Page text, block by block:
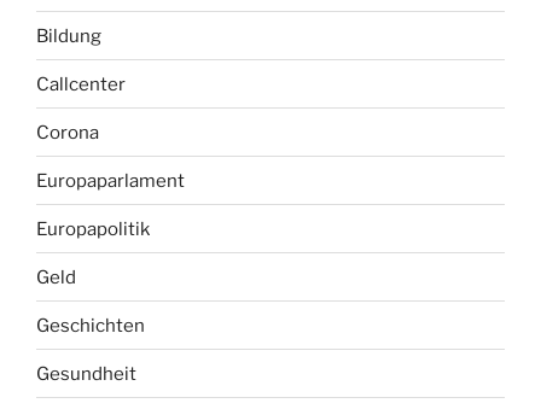
Bildung
Callcenter
Corona
Europaparlament
Europapolitik
Geld
Geschichten
Gesundheit